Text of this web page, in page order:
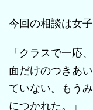
今回の相談は女
「クラスで一応
面だけのつきあ
ていない。もう
につかれた。」